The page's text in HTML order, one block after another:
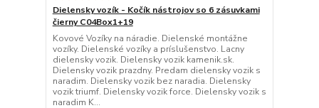
Dielensky vozík - Kočík nástrojov so 6 zásuvkami
čierny C04Box1+19
Kovové Vozíky na náradie. Dielenské montážne
vozíky. Dielenské vozíky a príslušenstvo. Lacny
dielensky vozik. Dielensky vozik kamenik.sk.
Dielensky vozik prazdny. Predam dielensky vozik s
naradim. Dielensky vozik bez naradia. Dielensky
vozik triumf. Dielensky vozik force. Dielensky vozik s
naradim K...